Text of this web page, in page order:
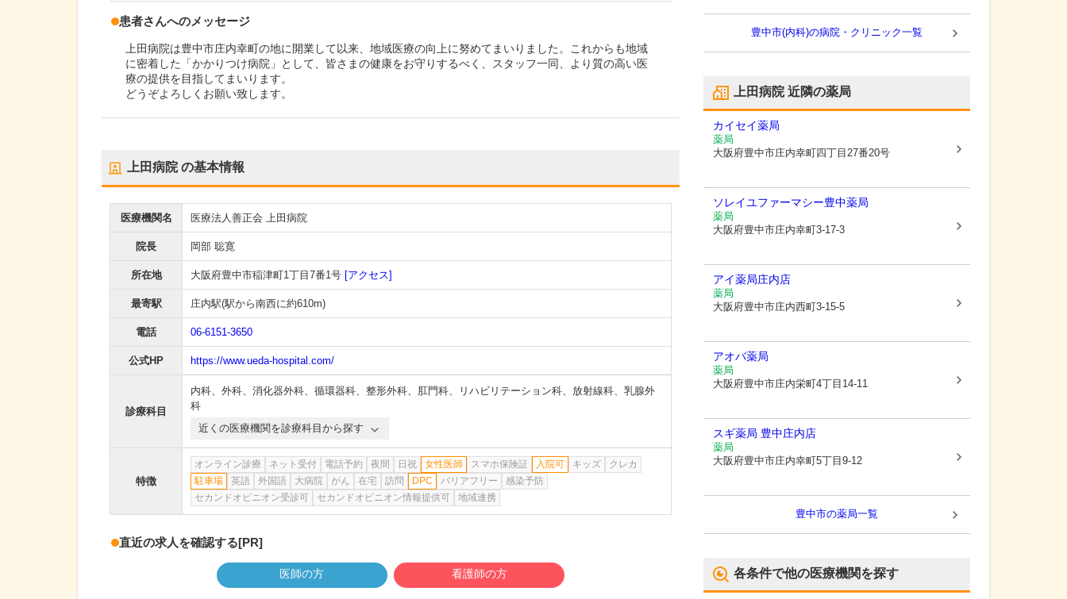
患者さんへのメッセージ
上田病院は豊中市庄内幸町の地に開業して以来、地域医療の向上に努めてまいりました。これからも地域
に密着した「かかりつけ病院」として、皆さまの健康をお守りするべく、スタッフ一同、より質の高い医
療の提供を目指してまいります。
どうぞよろしくお願い致します。
上田病院の基本情報
医療機関名 医療法人善正会 上田病院
院長 岡部 聡寛
所在地 大阪府豊中市稲津町1丁目7番1号 [アクセス]
最寄駅 庄内駅(駅から南西に約610m)
電話 06-6151-3650
公式HP https://www.ueda-hospital.com/
診療科目
内科、 外科、 消化器外科、 循環器科、 整形外科、 肛門科、 リハビリテーション科、 放射線科、 乳腺外
科
近くの医療機関を診療科目から探す
特徴
オンライン診療 ネット受付 電話予約 夜間 日祝 女性医師 スマホ保険証 入院可 キッズ
クレカ
駐車場
英語 外国語 大病院 がん 在宅 訪問 DPC バリアフリー
感染予防
セカンドオピニオン受診可
セカンドオピニオン情報提供可 地域連携
直近の求人を確認する[PR]
医師の方 看護師の方
豊中市(内科)の病院・クリニック一覧
上田病院近隣の薬局
カイセイ薬局
薬局
大阪府豊中市庄内幸町四丁目27番20号
ソレイユファーマシー豊中薬局
薬局
大阪府豊中市庄内幸町3-17-3
アイ薬局庄内店
薬局
大阪府豊中市庄内西町3-15-5
アオバ薬局
薬局
大阪府豊中市庄内栄町4丁目14-11
スギ薬局 豊中庄内店
薬局
大阪府豊中市庄内幸町5丁目9-12
豊中市の薬局一覧
各条件で他の医療機関を探す